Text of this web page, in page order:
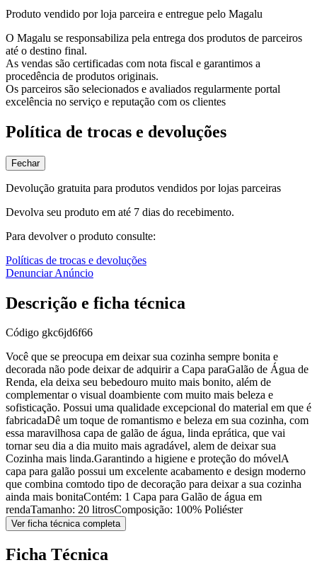
Produto vendido por loja parceira e entregue pelo Magalu
O Magalu se responsabiliza pela entrega dos produtos de parceiros
até o destino final.
As vendas são certificadas com nota fiscal e garantimos a
procedência de produtos originais.
Os parceiros são selecionados e avaliados regularmente portal
excelência no serviço e reputação com os clientes
Política de trocas e devoluções
Fechar
Devolução gratuita para produtos vendidos por lojas parceiras
Devolva seu produto em até 7 dias do recebimento.
Para devolver o produto consulte:
Políticas de trocas e devoluções
Denunciar Anúncio
Descrição e ficha técnica
Código gkc6jd6f66
Você que se preocupa em deixar sua cozinha sempre bonita e
decorada não pode deixar de adquirir a Capa paraGalão de Água de
Renda, ela deixa seu bebedouro muito mais bonito, além de
complementar o visual doambiente com muito mais beleza e
sofisticação. Possui uma qualidade excepcional do material em que é
fabricadaDê um toque de romantismo e beleza em sua cozinha, com
essa maravilhosa capa de galão de água, linda eprática, que vai
tornar seu dia a dia muito mais agradável, alem de deixar sua
Cozinha mais linda.Garantindo a higiene e proteção do móvelA
capa para galão possui um excelente acabamento e design moderno
que combina comtodo tipo de decoração para deixar a sua cozinha
ainda mais bonitaContém: 1 Capa para Galão de água em
rendaTamanho: 20 litrosComposição: 100% Poliéster
Ver ficha técnica completa
Ficha Técnica